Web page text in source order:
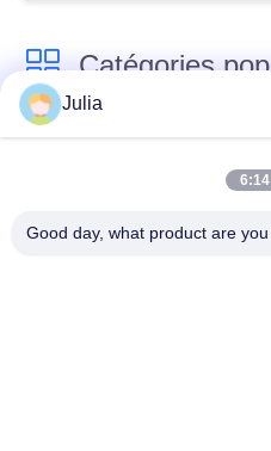
Catégories
Barrière défensive
de bastion
Julia
6:14
Good day, what product are